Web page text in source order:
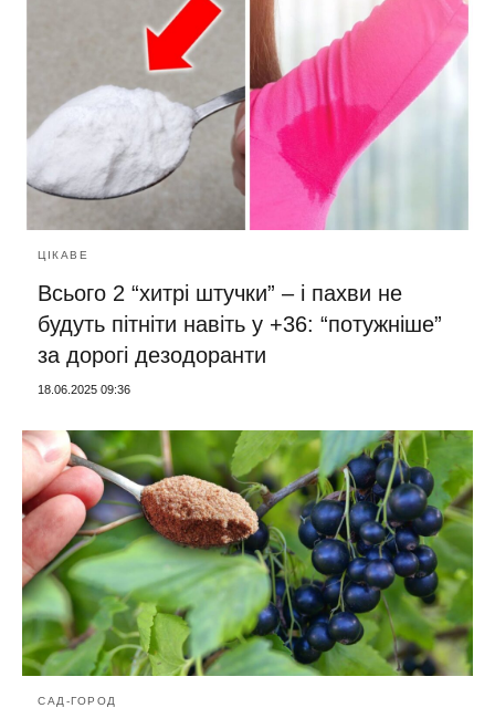
ЦІКАВЕ
Всього 2 “хитрі штучки” – і пахви не
будуть пітніти навіть у +36: “потужніше”
за дорогі дезодоранти
18.06.2025 09:36
САД-ГОРОД